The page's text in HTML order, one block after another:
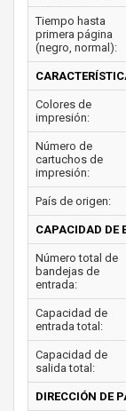
Tiempo hasta
primera página
(negro, normal):
Colores de
impresión:
Número de
cartuchos de
impresión:
País de origen:
CAPACIDAD DE
Número total de
bandejas de
entrada:
Capacidad de
entrada total:
Capacidad de
salida total:
DIRECCIÓN DE